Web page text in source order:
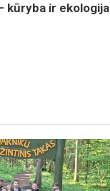
kūryba ir ekologija